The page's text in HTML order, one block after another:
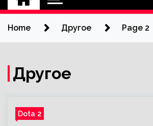
Home Другое Page 2
Другое
Dota 2